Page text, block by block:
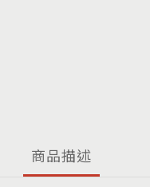
商品描述